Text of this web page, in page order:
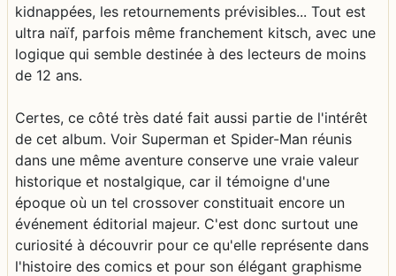
kidnappées, les retournements prévisibles... Tout est
ultra naïf, parfois même franchement kitsch, avec une
logique qui semble destinée à des lecteurs de moins
de 12 ans.
Certes, ce côté très daté fait aussi partie de l'intérêt
de cet album. Voir Superman et Spider-Man réunis
dans une même aventure conserve une vraie valeur
historique et nostalgique, car il témoigne d'une
époque où un tel crossover constituait encore un
événement éditorial majeur. C'est donc surtout une
curiosité à découvrir pour ce qu'elle représente dans
l'histoire des comics et pour son élégant graphisme